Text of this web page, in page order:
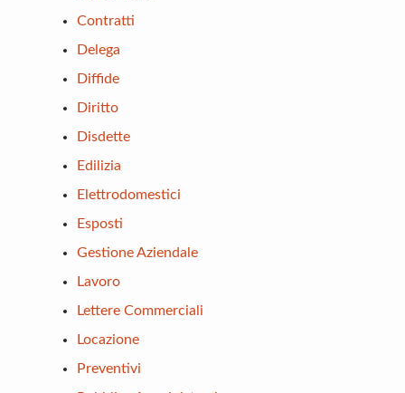
Contratti
Delega
Diffide
Diritto
Disdette
Edilizia
Elettrodomestici
Esposti
Gestione Aziendale
Lavoro
Lettere Commerciali
Locazione
Preventivi